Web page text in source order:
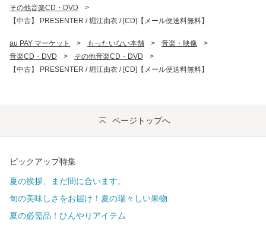
その他音楽CD・DVD
>
【中古】 PRESENTER / 堀江由衣 / [CD]【メール便送料無料】
au PAY マーケット > もったいない本舗 > 音楽・映像
>
音楽CD・DVD
> その他音楽CD・DVD
>
【中古】 PRESENTER / 堀江由衣 / [CD]【メール便送料無料】
ページトップへ
ピックアップ特集
夏の挨拶、まだ間に合います。
旬の美味しさをお届け！夏の瑞々しい果物
夏の必需品！ひんやりアイテム